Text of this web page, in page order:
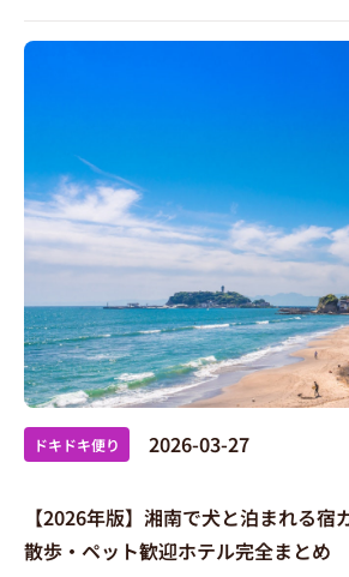
ドキドキ便り 2026-03-27
【2026年版】湘南で犬と泊まれる宿
散歩・ペット歓迎ホテル完全まとめ